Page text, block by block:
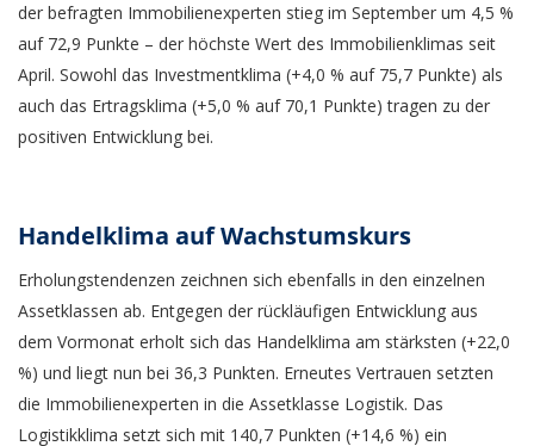
der befragten Immobilienexperten stieg im September um 4,5 %
auf 72,9 Punkte – der höchste Wert des Immobilienklimas seit
April. Sowohl das Investmentklima (+4,0 % auf 75,7 Punkte) als
auch das Ertragsklima (+5,0 % auf 70,1 Punkte) tragen zu der
positiven Entwicklung bei.
Handelklima auf Wachstumskurs
Erholungstendenzen zeichnen sich ebenfalls in den einzelnen
Assetklassen ab. Entgegen der rückläufigen Entwicklung aus
dem Vormonat erholt sich das Handelklima am stärksten (+22,0
%) und liegt nun bei 36,3 Punkten. Erneutes Vertrauen setzten
die Immobilienexperten in die Assetklasse Logistik. Das
Logistikklima setzt sich mit 140,7 Punkten (+14,6 %) ein